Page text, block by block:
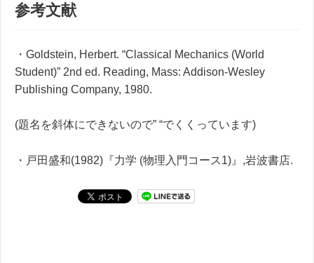
参考文献
・Goldstein, Herbert. “Classical Mechanics (World
Student)” 2nd ed. Reading, Mass: Addison-Wesley
Publishing Company, 1980.
(題名を斜体にできないので” “でくくっています)
・戸田盛和(1982)『力学 (物理入門コース1)』,岩波書店.